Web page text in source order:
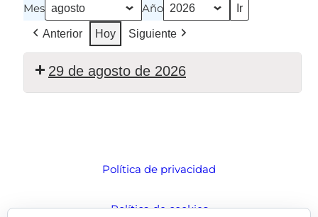
Mes Año
Anterior Hoy Siguiente
29 de agosto de 2026
Política de privacidad
Política de cookies